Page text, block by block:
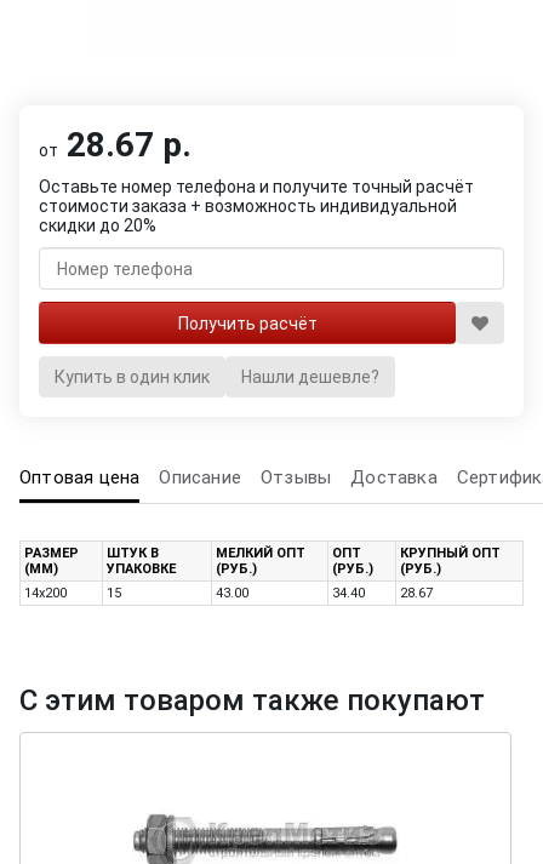
от 28.67 р.
Оставьте номер телефона и получите точный расчёт
стоимости заказа + возможность индивидуальной
скидки до 20%
Купить в один клик Нашли дешевле?
Оптовая цена Описание Отзывы Доставка
РАЗМЕР
(ММ)
ШТУК В
УПАКОВКЕ
МЕЛКИЙ ОПТ
(РУБ.)
ОПТ
(РУБ.)
КРУПНЫЙ ОПТ
(РУБ.)
14х200
15 43.00 34.40 28.67
С этим товаром также покупают